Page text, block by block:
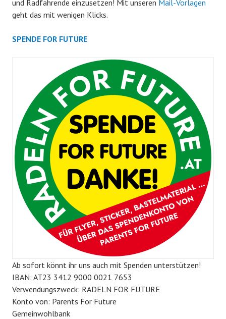
und Radfahrende einzusetzen! Mit unseren Mail-Vorlagen
geht das mit wenigen Klicks.
SPENDE FOR FUTURE
Ab sofort könnt ihr uns auch mit Spenden unterstützen!
IBAN: AT23 3412 9000 0021 7653
Verwendungszweck: RADELN FOR FUTURE
Konto von: Parents For Future
Gemeinwohlbank